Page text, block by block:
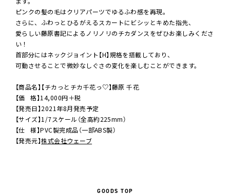
ピンクの髪の毛はクリアパーツでゆるふわ感を再現。
さらに、ふわっとひるがえるスカートにビシッとキめた指先、
愛らしい藤原書記によるノリノリのチカダンスをぜひお楽しみくださ
い！
首部分にはネックジョイント【H】規格を搭載しており、
可動させることで微妙なしぐさの変化を楽しむことができます。
【商品名】【チカっとチカ千花っ♡】藤原 千花
【価 格】14,000円＋税
【発売日】2021年8月発売予定
【サイズ】1/7スケール（全高約225mm）
【仕 様】PVC製完成品（一部ABS製）
【発売元】株式会社ウェーブ
GOODS TOP